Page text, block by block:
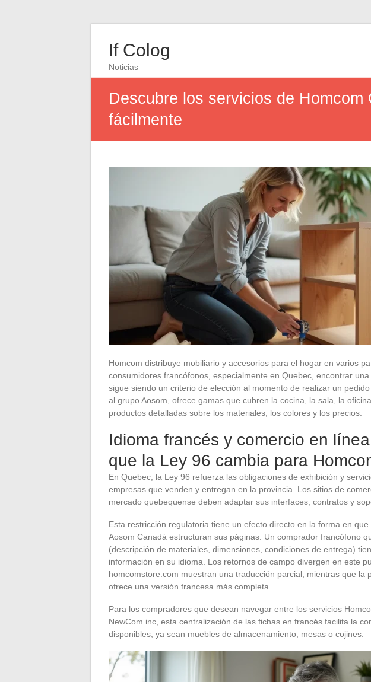
If Colog
Noticias
Descubre los servicios de
fácilmente
Homcom distribuye mobiliario y accesorios para el hogar en varios
consumidores francófonos, especialmente en Quebec, encontrar
sigue siendo un criterio de elección al momento de realizar un
al grupo Aosom, ofrece gamas que cubren la cocina, la sala, la
productos detalladas sobre los materiales, los colores y los precios.
Idioma francés y comercio en
que la Ley 96 cambia para
En Quebec, la Ley 96 refuerza las obligaciones de exhibición y
empresas que venden y entregan en la provincia. Los sitios de
mercado quebequense deben adaptar sus interfaces, contratos y
Esta restricción regulatoria tiene un efecto directo en la forma en
Aosom Canadá estructuran sus páginas. Un comprador francófono
(descripción de materiales, dimensiones, condiciones de entrega)
información en su idioma. Los retornos de campo divergen en este
homcomstore.com muestran una traducción parcial, mientras que la
ofrece una versión francesa más completa.
Para los compradores que desean navegar entre los servicios
NewCom inc, esta centralización de las fichas en francés facilita la
disponibles, ya sean muebles de almacenamiento, mesas o cojines.